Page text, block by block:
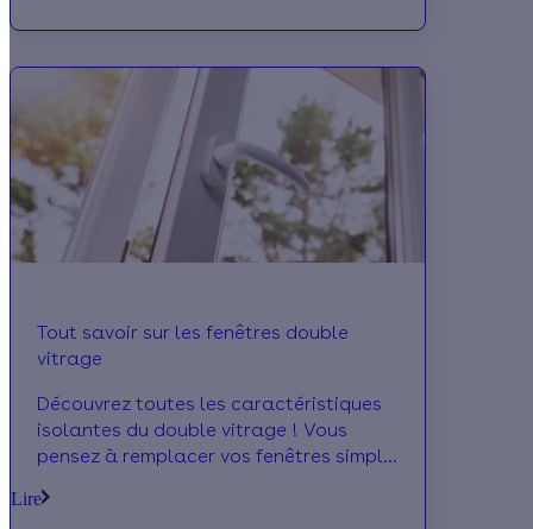
même après travaux !
Tout savoir sur les fenêtres double
vitrage
Découvrez toutes les caractéristiques
isolantes du double vitrage ! Vous
pensez à remplacer vos fenêtres simple
Lire